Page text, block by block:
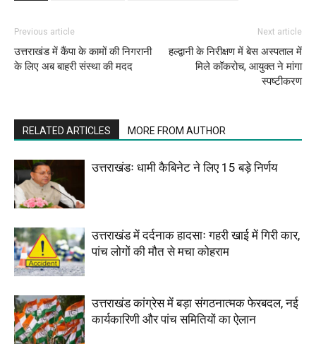
Previous article
उत्तराखंड में कैंपा के कामों की निगरानी
के लिए अब बाहरी संस्था की मदद
Next article
हल्द्वानी के निरीक्षण में बेस अस्पताल में
मिले कॉकरोच, आयुक्त ने मांगा
स्पष्टीकरण
RELATED ARTICLES MORE FROM AUTHOR
उत्तराखंडः धामी कैबिनेट ने लिए 15 बड़े निर्णय
उत्तराखंड में दर्दनाक हादसाः गहरी खाई में गिरी कार,
पांच लोगों की मौत से मचा कोहराम
उत्तराखंड कांग्रेस में बड़ा संगठनात्मक फेरबदल, नई
कार्यकारिणी और पांच समितियों का ऐलान